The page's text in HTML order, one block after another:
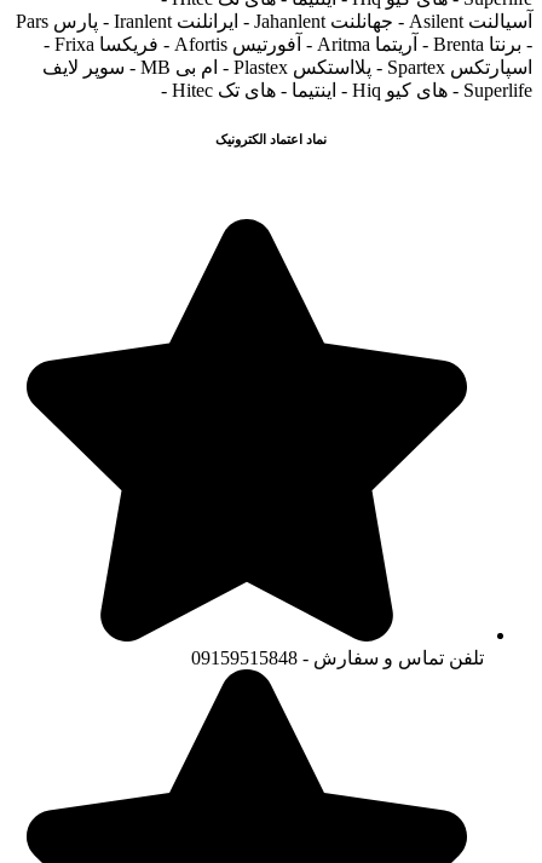
آسیالنت Asilent - جهانلنت Jahanlent - ایرانلنت Iranlent - پارس Pars
- برنتا Brenta - آریتما Aritma - آفورتیس Afortis - فریکسا Frixa -
اسپارتکس Spartex - پلااستکس Plastex - ام بی MB - سوپر لایف
Superlife - های کیو Hiq - اینتیما - های تک Hitec -
نماد اعتماد الکترونیک
تلفن تماس و سفارش - 09159515848